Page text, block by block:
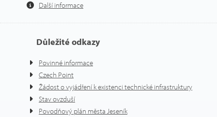
Další informace
Důležité odkazy
Povinné informace
Czech Point
Žádost o vyjádření k existenci technické infrastruktury
Stav ovzduší
Povodňový plán města Jeseník